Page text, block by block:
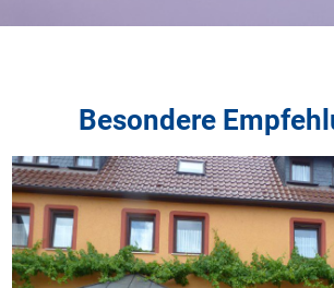
Besondere